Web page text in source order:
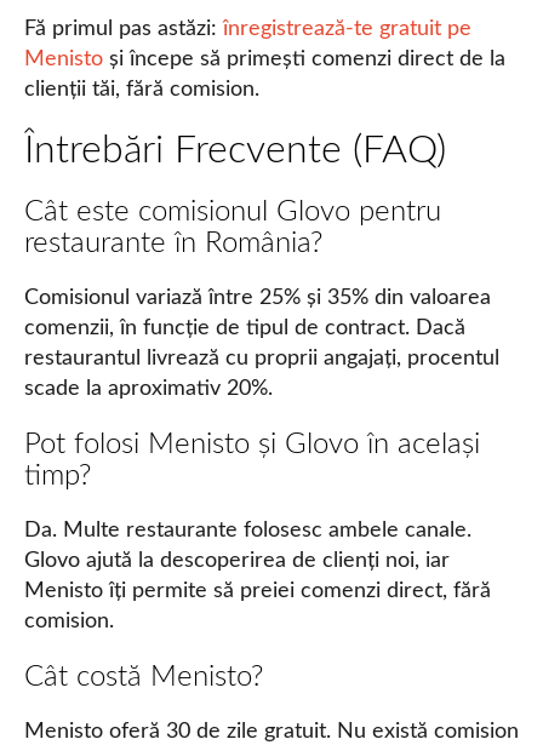
Fă primul pas astăzi:înregistrează-te gratuit pe
Menisto și începe să primești comenzi direct de la
clienții tăi, fără comision.
Întrebări Frecvente (FAQ)
Cât este comisionul Glovo pentru
restaurante în România?
Comisionul variază între 25% și 35% din valoarea
comenzii, în funcție de tipul de contract. Dacă
restaurantul livrează cu proprii angajați, procentul
scade la aproximativ 20%.
Pot folosi Menisto și Glovo în același
timp?
Da. Multe restaurante folosesc ambele canale.
Glovo ajută la descoperirea de clienți noi, iar
Menisto îți permite să preiei comenzi direct, fără
comision.
Cât costă Menisto?
Menisto oferă 30 de zile gratuit. Nu există comision